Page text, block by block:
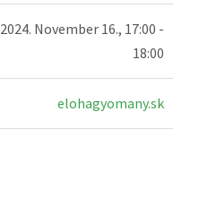
2024. November 16., 17:00 -
18:00
elohagyomany.sk